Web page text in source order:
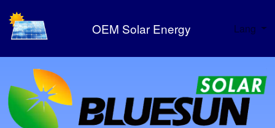
OEM Solar Energy Lang